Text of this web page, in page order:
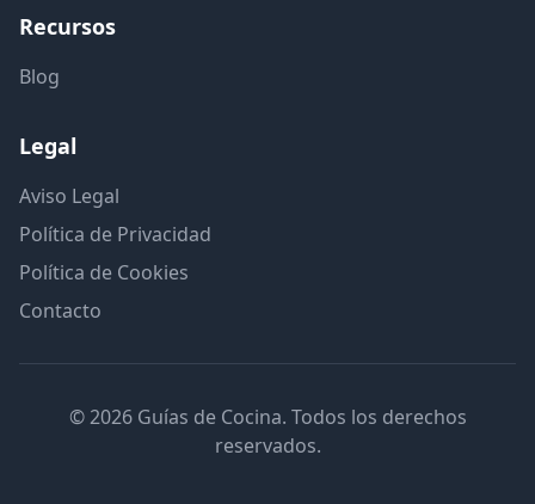
Recursos
Blog
Legal
Aviso Legal
Política de Privacidad
Política de Cookies
Contacto
© 2026 Guías de Cocina. Todos los derechos
reservados.